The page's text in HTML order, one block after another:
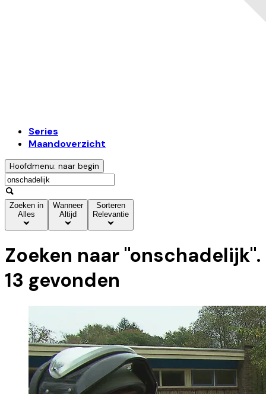
Series
Maandoverzicht
Hoofdmenu: naar begin
Zoeken in
Alles
Wanneer
Altijd
Sorteren
Relevantie
Zoeken naar "onschadelijk".
13 gevonden